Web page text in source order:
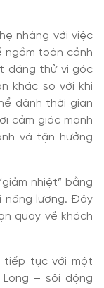
nhàng với việc
ngắm toàn cảnh
đáng thử vì góc
khác so với khi
dành thời gian
cảm giác mạnh
và tận hưởng
nhiệt” bằng
năng lượng. Đây
quay về khách
tiếp tục với một
– sôi động